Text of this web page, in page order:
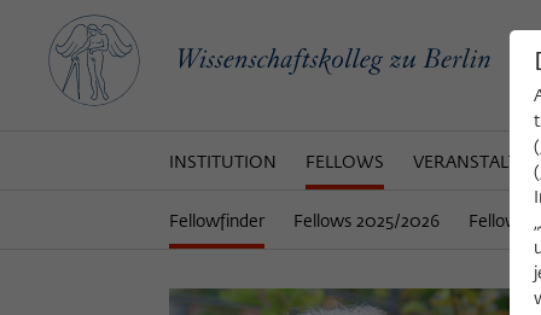
INSTITUTION FELLOWS
Fellowfinder Fellows 2025/2026 Fellows